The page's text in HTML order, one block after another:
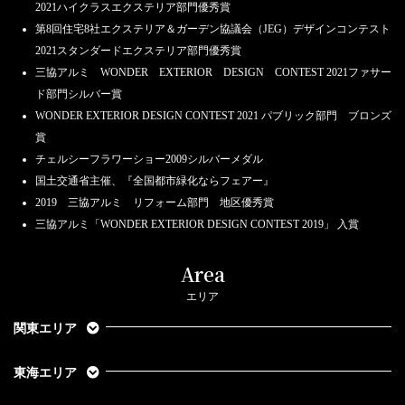
2021ハイクラスエクステリア部門優秀賞
第8回住宅8社エクステリア＆ガーデン協議会（JEG）デザインコンテスト
2021スタンダードエクステリア部門優秀賞
三協アルミ WONDER EXTERIOR DESIGN CONTEST 2021ファサー
ド部門シルバー賞
WONDER EXTERIOR DESIGN CONTEST 2021 パブリック部門 ブロンズ
賞
チェルシーフラワーショー2009シルバーメダル
国土交通省主催、『全国都市緑化ならフェアー』
2019 三協アルミ リフォーム部門 地区優秀賞
三協アルミ「WONDER EXTERIOR DESIGN CONTEST 2019」 入賞
Area
エリア
関東エリア
東海エリア